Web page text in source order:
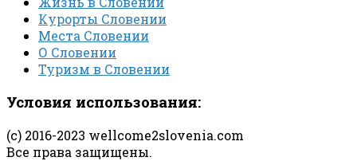
Курорты Словении
Места Словении
О Словении
Туризм в Словении
Условия использования:
(с) 2016-2023 wellcome2slovenia.com
Все права защищены.